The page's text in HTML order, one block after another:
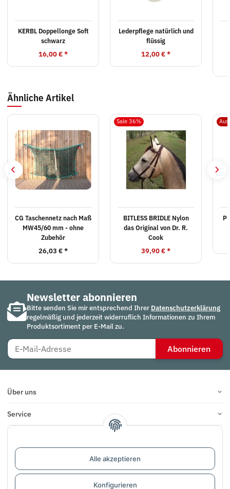
Alle akzeptieren
Konfigurieren
KERBL Doppellonge Soft
schwarz
16,00 €*
Lederpflege natürlich und
flüssig
12,00 €*
Ähnliche Artikel
CG Taschennetz nach Maß
MW45/60 mm - ohne
Zubehör
26,03 €*
Sale 36%
BITLESS BRIDLE Nylon
das Original von Dr. R.
Cook
39,90 €*
Newsletter abonnieren
Bitte senden Sie mir entsprechend Ihrer Datenschutzerklärung
regelmäßig und jederzeit widerruflich Informationen zu Ihrem
Produktsortiment per E-Mail zu.
Abonnieren
Über uns
Service